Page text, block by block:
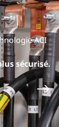
ACI
sécurisé.